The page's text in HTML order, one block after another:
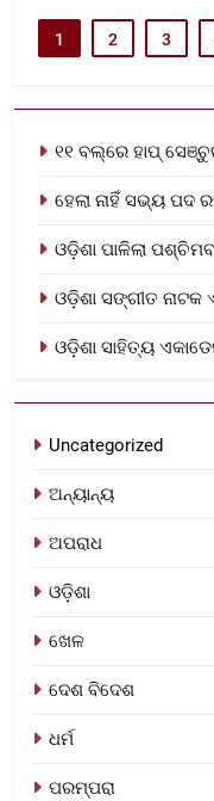
1 2 3
୧୧ ବଲ୍‌ରେ ହାପ୍
ହେଲା ନାହିଁ ସଭ୍ୟ ପଦ
ଓଡ଼ିଶା ପାଳିଲା
ଓଡ଼ିଶା ସଙ୍ଗୀତ
ଓଡ଼ିଶା ସାହିତ୍ୟ
Uncategorized
ଅନ୍ୟାନ୍ୟ
ଅପରାଧ
ଓଡ଼ିଶା
ଖେଳ
ଦେଶ ବିଦେଶ
ଧର୍ମ
ପରମ୍ପରା